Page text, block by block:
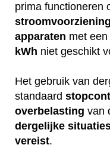
prima functioneren
stroomvoorziening
apparaten met een
kWh niet geschikt
Het gebruik van
standaard
overbelasting van
dergelijke
vereist.